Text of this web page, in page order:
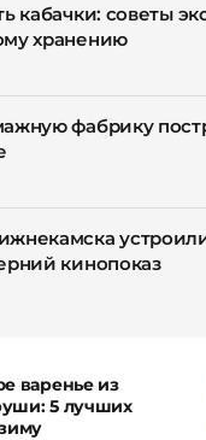
кабачки: советы
хранению
фабрику
кинопоказ
варенье из
5 лучших